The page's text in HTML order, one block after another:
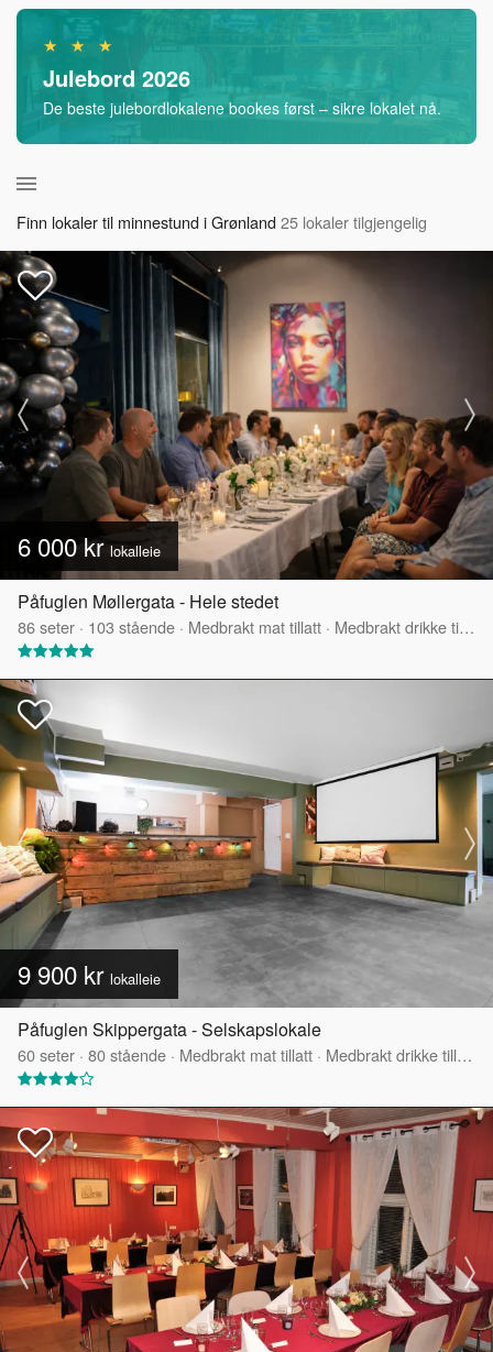
★ ★ ★
Julebord 2026
De beste julebordlokalene bookes først – sikre lokalet nå.
Finn lokaler til minnestund i Grønland25 lokaler tilgjengelig
6 000 kr lokalleie
Påfuglen Møllergata - Hele stedet
86seter · 103 stående · Medbrakt mat tillatt · Medbrakt drikke tillatt
9 900 kr lokalleie
Påfuglen Skippergata - Selskapslokale
60seter · 80stående · Medbrakt mat tillatt · Medbrakt drikke tillatt